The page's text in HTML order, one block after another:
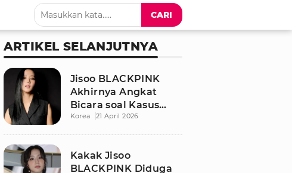
CARI
ARTIKEL SELANJUTNYA
Jisoo BLACKPINK
Akhirnya Angkat
Bicara soal Kasus
Dugaan Pelecehan
Korea 21 April 2026
Kakak Jisoo
BLACKPINK Diduga